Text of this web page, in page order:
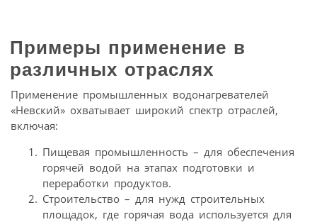
Примеры применение в
различных отраслях
Применение промышленных водонагревателей
«Невский» охватывает широкий спектр отраслей,
включая:
Пищевая промышленность – для обеспечения
горячей водой на этапах подготовки и
переработки продуктов.
Строительство – для нужд строительных
площадок, где горячая вода используется для